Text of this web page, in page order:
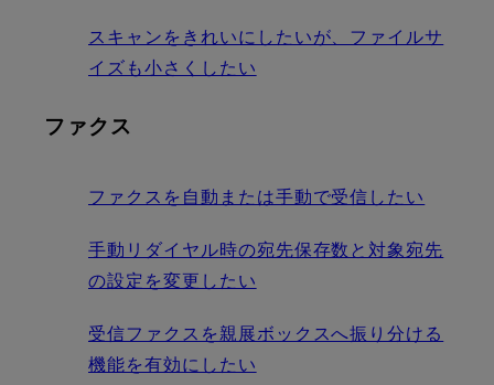
スキャンをきれいにしたいが、ファイルサ
イズも小さくしたい
ファクス
ファクスを自動または手動で受信したい
手動リダイヤル時の宛先保存数と対象宛先
の設定を変更したい
受信ファクスを親展ボックスへ振り分ける
機能を有効にしたい